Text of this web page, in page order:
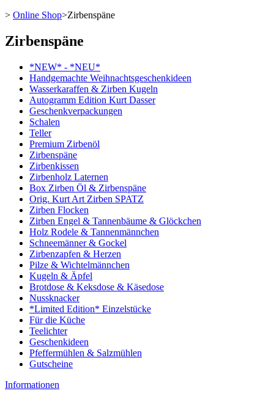
> Online Shop>Zirbenspäne
Zirbenspäne
*NEW* - *NEU*
Handgemachte Weihnachtsgeschenkideen
Wasserkaraffen & Zirben Kugeln
Autogramm Edition Kurt Dasser
Geschenkverpackungen
Schalen
Teller
Premium Zirbenöl
Zirbenspäne
Zirbenkissen
Zirbenholz Laternen
Box Zirben Öl & Zirbenspäne
Orig. Kurt Art Zirben SPATZ
Zirben Flocken
Zirben Engel & Tannenbäume & Glöckchen
Holz Rodele & Tannenmännchen
Schneemänner & Gockel
Zirbenzapfen & Herzen
Pilze & Wichtelmännchen
Kugeln & Äpfel
Brotdose & Keksdose & Käsedose
Nussknacker
*Limited Edition* Einzelstücke
Für die Küche
Teelichter
Geschenkideen
Pfeffermühlen & Salzmühlen
Gutscheine
Informationen